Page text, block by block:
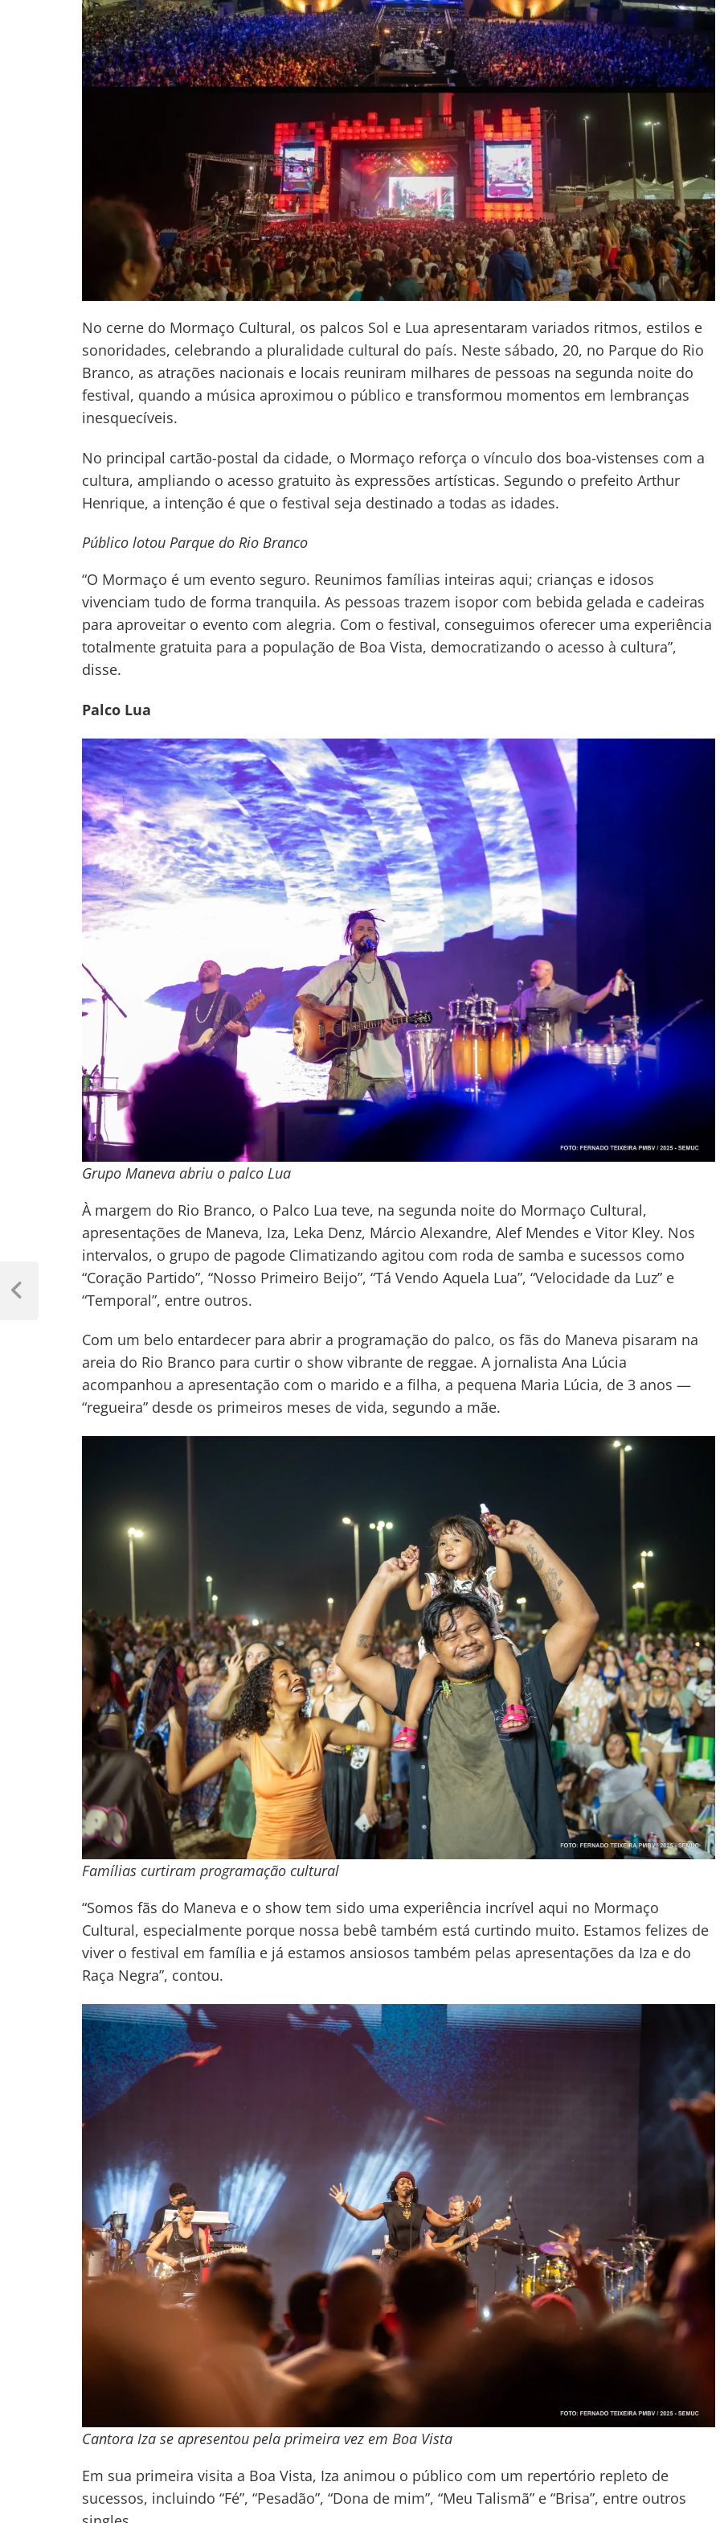
No cerne do Mormaço Cultural, os palcos Sol e Lua apresentaram variados ritmos, estilos e
sonoridades, celebrando a pluralidade cultural do país. Neste sábado, 20, no Parque do Rio
Branco, as atrações nacionais e locais reuniram milhares de pessoas na segunda noite do
festival, quando a música aproximou o público e transformou momentos em lembranças
inesquecíveis.
No principal cartão-postal da cidade, o Mormaço reforça o vínculo dos boa-vistenses com a
cultura, ampliando o acesso gratuito às expressões artísticas. Segundo o prefeito Arthur
Henrique, a intenção é que o festival seja destinado a todas as idades.
Público lotou Parque do Rio Branco
“O Mormaço é um evento seguro. Reunimos famílias inteiras aqui; crianças e idosos
vivenciam tudo de forma tranquila. As pessoas trazem isopor com bebida gelada e cadeiras
para aproveitar o evento com alegria. Com o festival, conseguimos oferecer uma experiência
totalmente gratuita para a população de Boa Vista, democratizando o acesso à cultura”,
disse.
Palco Lua
Grupo Maneva abriu o palco Lua
À margem do Rio Branco, o Palco Lua teve, na segunda noite do Mormaço Cultural,
apresentações de Maneva, Iza, Leka Denz, Márcio Alexandre, Alef Mendes e Vitor Kley. Nos
intervalos, o grupo de pagode Climatizando agitou com roda de samba e sucessos como
“Coração Partido”, “Nosso Primeiro Beijo”, “Tá Vendo Aquela Lua”, “Velocidade da Luz” e
“Temporal”, entre outros.
Com um belo entardecer para abrir a programação do palco, os fãs do Maneva pisaram na
areia do Rio Branco para curtir o show vibrante de reggae. A jornalista Ana Lúcia
acompanhou a apresentação com o marido e a filha, a pequena Maria Lúcia, de 3 anos —
“regueira” desde os primeiros meses de vida, segundo a mãe.
Famílias curtiram programação cultural
“Somos fãs do Maneva e o show tem sido uma experiência incrível aqui no Mormaço
Cultural, especialmente porque nossa bebê também está curtindo muito. Estamos felizes de
viver o festival em família e já estamos ansiosos também pelas apresentações da Iza e do
Raça Negra”, contou.
Cantora Iza se apresentou pela primeira vez em Boa Vista
Em sua primeira visita a Boa Vista, Iza animou o público com um repertório repleto de
sucessos, incluindo “Fé”, “Pesadão”, “Dona de mim”, “Meu Talismã” e “Brisa”, entre outros
Navegação
de
Previous